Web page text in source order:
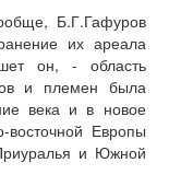
Б.Г.Гафуров
их ареала
он, - область
и племен была
века и в новое
Европы
и Южной